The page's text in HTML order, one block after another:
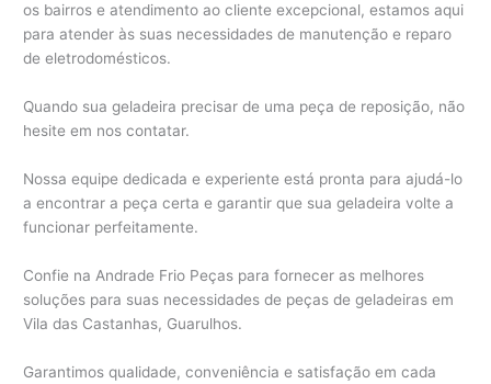
os bairros e atendimento ao cliente excepcional, estamos aqui
para atender às suas necessidades de manutenção e reparo
de eletrodomésticos.
Quando sua geladeira precisar de uma peça de reposição, não
hesite em nos contatar.
Nossa equipe dedicada e experiente está pronta para ajudá-lo
a encontrar a peça certa e garantir que sua geladeira volte a
funcionar perfeitamente.
Confie na Andrade Frio Peças para fornecer as melhores
soluções para suas necessidades de peças de geladeiras em
Vila das Castanhas, Guarulhos.
Garantimos qualidade, conveniência e satisfação em cada